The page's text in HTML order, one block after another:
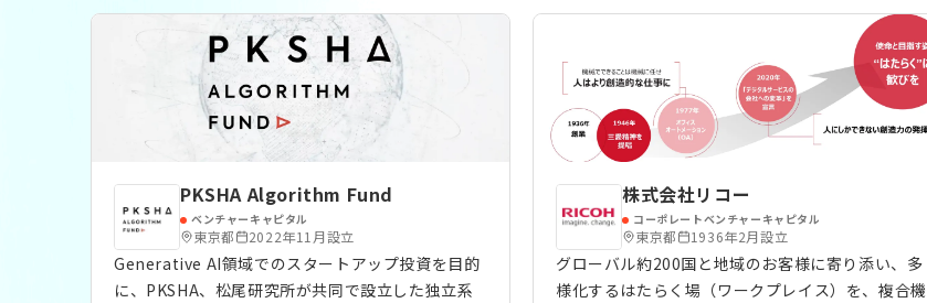
PKSHA Algorithm Fund
ベンチャーキャピタル
東京都 2022年11月設立
Generative AI領域でのスタートアップ投資を目的
に、PKSHA、松尾研究所が共同で設立した独立系
株式会社リコー
コーポレートベンチャーキャピタル
東京都 1936年2月設立
グローバル約200国と地域のお客様に寄り添い、多
様化するはたらく場（ワークプレイス）を、複合機